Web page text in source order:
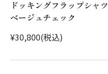
ドッキングフラップシャツ
ベージュチェック
¥30,800(税込)